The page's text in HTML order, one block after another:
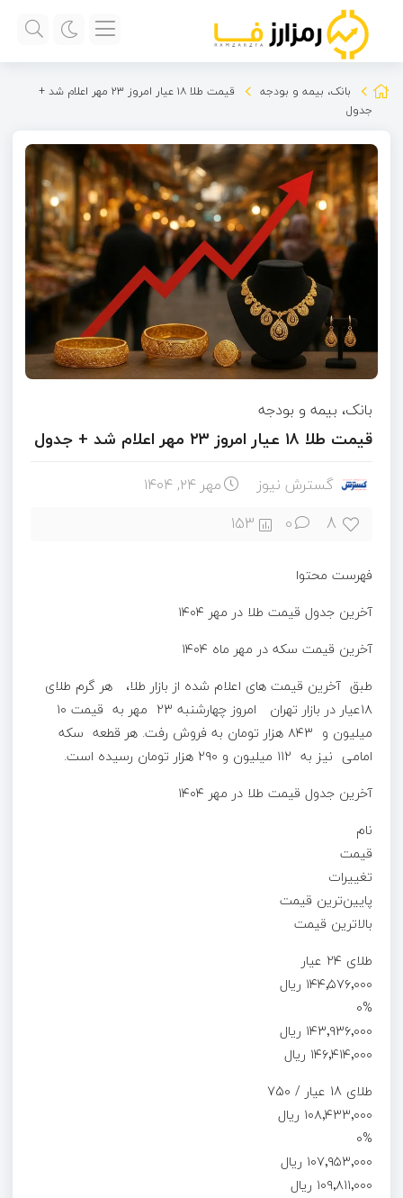
بانک، بیمه و بودجه
قیمت طلا ۱۸ عیار امروز ۲۳ مهر اعلام شد +
جدول
بانک، بیمه و بودجه
قیمت طلا ۱۸ عیار امروز ۲۳ مهر اعلام شد + جدول
گسترش نیوز مهر ۲۴, ۱۴۰۴
8
0
153
فهرست محتوا
آخرین جدول قیمت طلا در مهر ۱۴۰۴
آخرین قیمت سکه در مهر ماه ۱۴۰۴
طبق آخرین قیمت های اعلام شده از بازار طلا، هر گرم طلای
۱۸عیار در بازار تهران امروز چهارشنبه ۲۳ مهر به قیمت ۱۰
میلیون و ۸۴۳ هزار تومان به فروش رفت. هر قطعه سکه
امامی نیز به ۱۱۲ میلیون و ۲۹۰ هزار تومان رسیده است.
آخرین جدول قیمت طلا در مهر ۱۴۰۴
نام
قیمت
تغییرات
پایین‌ترین قیمت
بالاترین قیمت
طلای ۲۴ عیار
۱۴۴٬۵۷۶٬۰۰۰ ریال
0%
۱۴۳٬۹۳۶٬۰۰۰ ریال
۱۴۶٬۴۱۴٬۰۰۰ ریال
طلای 18 عیار / 750
۱۰۸٬۴۳۳٬۰۰۰ ریال
0%
۱۰۷٬۹۵۳٬۰۰۰ ریال
۱۰۹٬۸۱۱٬۰۰۰ ریال